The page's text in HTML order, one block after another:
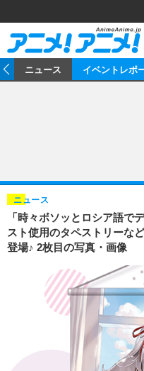
ゲーム
イベント
海外イベント
俳優・タレント
ビジネス
アニメ
書評
ゲーム
動画
アニメ
アニメ！アニメ！TV
連載・コラム
ニュース イベントレポ
「時々ボソッとロシア語で
スト使用のタペストリーな
登場♪ 2枚目の写真・画像
ニュース